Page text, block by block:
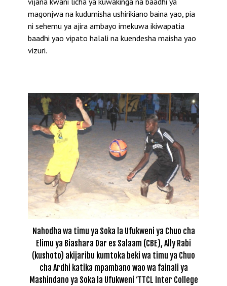
magonjwa na kudumisha ushirikiano baina yao, pia
ni sehemu ya ajira ambayo imekuwa ikiwapatia
baadhi yao vipato halali na kuendesha maisha yao
vizuri.
Nahodha wa timu ya Soka la Ufukweni ya Chuo cha
Elimu ya Biashara Dar es Salaam (CBE), Ally Rabi
(kushoto) akijaribu kumtoka beki wa timu ya Chuo
cha Ardhi katika mpambano wao wa fainali ya
Mashindano ya Soka la Ufukweni ‘TTCL Inter College